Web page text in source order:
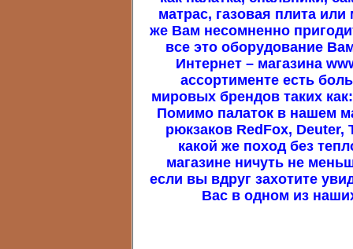
матрас, газовая плита или
же Вам несомненно
все это оборудование
Интернет – магазина
ассортименте есть
мировых брендов таких
Помимо палаток в нашем
рюкзаков RedFox, Deuter,
какой же поход без
магазине ничуть не
если вы вдруг захотите
Вас в одном из